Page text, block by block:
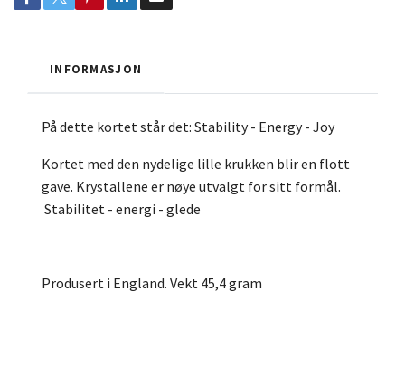
INFORMASJON
På dette kortet står det: Stability - Energy - Joy
Kortet med den nydelige lille krukken blir en flott
gave. Krystallene er nøye utvalgt for sitt formål.
Stabilitet - energi - glede
Produsert i England. Vekt 45,4 gram